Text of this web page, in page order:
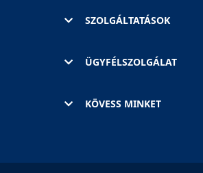
SZOLGÁLTATÁSOK
ÜGYFÉLSZOLGÁLAT
KÖVESS MINKET